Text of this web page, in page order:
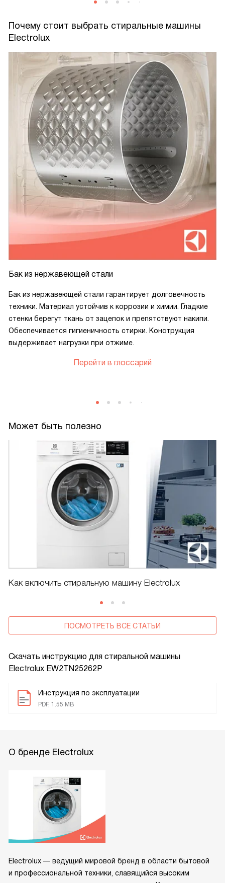
Скачать инструкцию для стиральной машины
Electrolux EW2TN25262P
Инструкция по эксплуатации
PDF, 1.55 MB
Почему стоит выбрать стиральные машины
Electrolux
Бак из нержавеющей стали
Бак из нержавеющей стали гарантирует долговечность
техники. Материал устойчив к коррозии и химии. Гладкие
стенки берегут ткань от зацепок и препятствуют накипи.
Обеспечивается гигиеничность стирки. Конструкция
выдерживает нагрузки при отжиме.
Перейти в глоссарий
Может быть полезно
Как включить стиральную машину Electrolux
ПОСМОТРЕТЬ ВСЕ СТАТЬИ
О бренде Electrolux
Electrolux — ведущий мировой бренд в области бытовой
и профессиональной техники, славящийся высоким